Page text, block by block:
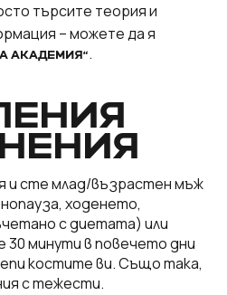
търсите теория и
– можете да я
АКАДЕМИЯ“.
и сте млад/възрастен мъж
ходенето,
с диетата) или
30 минути в повечето дни
костите ви.Също така,
с тежести.